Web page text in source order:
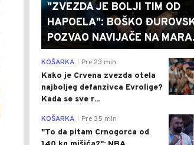
"ZVEZDA JE BOLJI TIM OD
HAPOELA": BOŠKO
POZVAO NAVIJAČE NA
KOŠARKA Pre 23 min
Kako je Crvena zvezda otela
najboljeg defanzivca Evrolige?
Kada se sve r...
KOŠARKA Pre 35 min
"To da pitam Crnogorca od